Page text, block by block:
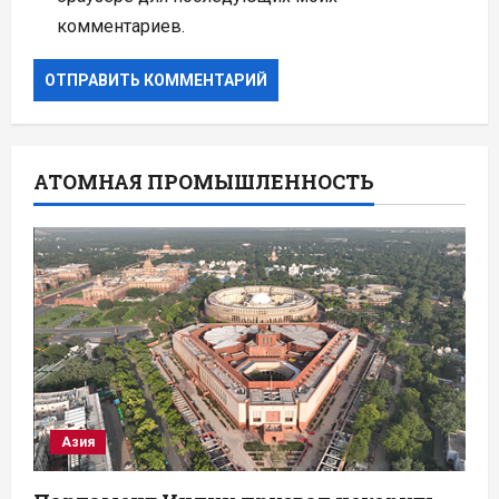
комментариев.
АТОМНАЯ ПРОМЫШЛЕННОСТЬ
Азия